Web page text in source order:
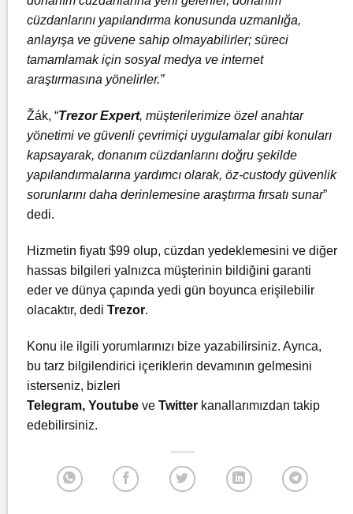
cüzdanlarını yapılandırma konusunda uzmanlığa,
anlayışa ve güvene sahip olmayabilirler; süreci
tamamlamak için sosyal medya ve internet
araştırmasına yönelirler.”
Žák, “Trezor Expert, müşterilerimize özel anahtar
yönetimi ve güvenli çevrimiçi uygulamalar gibi konuları
kapsayarak, donanım cüzdanlarını doğru şekilde
yapılandırmalarına yardımcı olarak, öz-custody güvenlik
sorunlarını daha derinlemesine araştırma fırsatı sunar”
dedi.
Hizmetin fiyatı $99 olup, cüzdan yedeklemesini ve diğer
hassas bilgileri yalnızca müşterinin bildiğini garanti
eder ve dünya çapında yedi gün boyunca erişilebilir
olacaktır, dedi Trezor.
Konu ile ilgili yorumlarınızı bize yazabilirsiniz. Ayrıca,
bu tarz bilgilendirici içeriklerin devamının gelmesini
isterseniz, bizleri
Telegram, Youtube ve Twitter kanallarımızdan takip
edebilirsiniz.